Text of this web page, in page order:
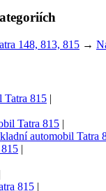
148, 813, 815 →
Tatra 815 |
Tatra 815 |
automobil Tatra
|
815 |